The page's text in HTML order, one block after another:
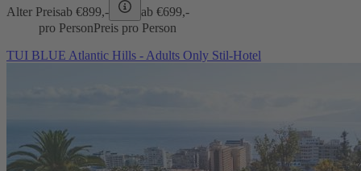
Alter Preisab €899,- ab €699,-
pro PersonPreis pro Person
TUI BLUE Atlantic Hills - Adults Only Stil-Hotel